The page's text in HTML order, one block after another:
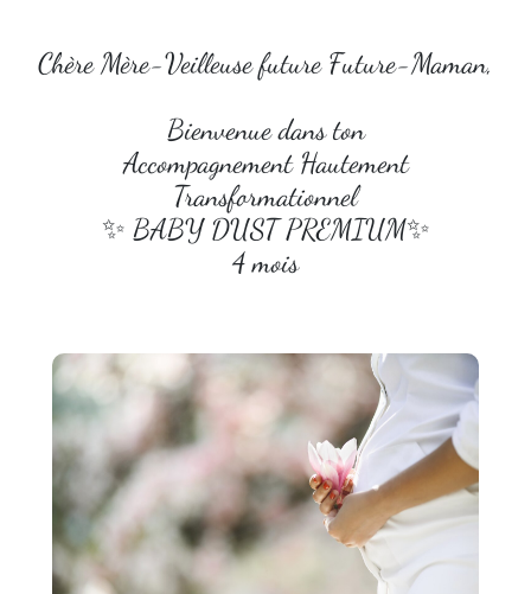
Chère Mère-Veilleuse future Future-Maman,
Bienvenue dans ton
Accompagnement Hautement
Transformationnel
✨ BABY DUST PREMIUM✨
4 mois